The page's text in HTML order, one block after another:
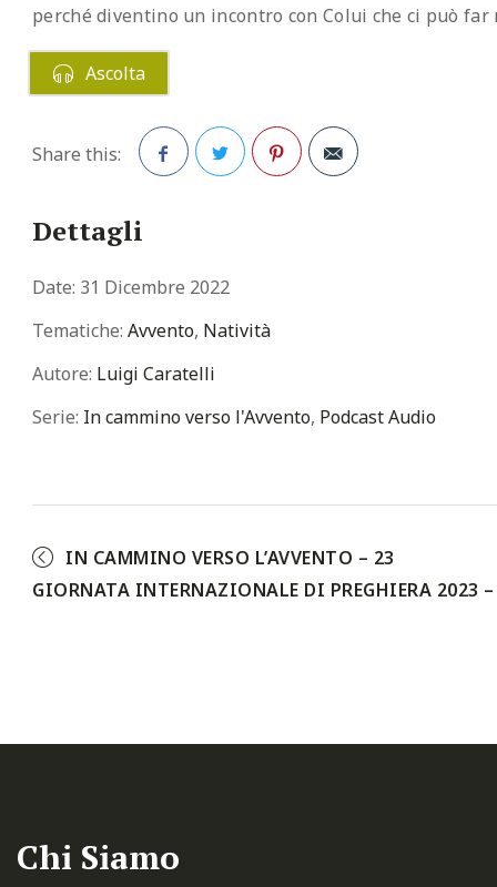
perché diventino un incontro con Colui che ci può
Ascolta
Share this:
Dettagli
Date: 31 Dicembre 2022
Tematiche: Avvento, Natività
Autore: Luigi Caratelli
Serie: In cammino verso l'Avvento, Podcast Audio
IN CAMMINO VERSO L’AVVENTO – 23
GIORNATA INTERNAZIONALE DI PREGHIERA 2023
Chi Siamo